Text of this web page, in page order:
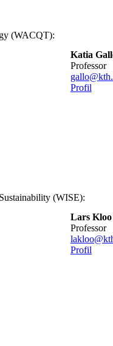
(WACQT):
Katia
professor
Profil
(WISE):
Lars Kloo
professor
Profil